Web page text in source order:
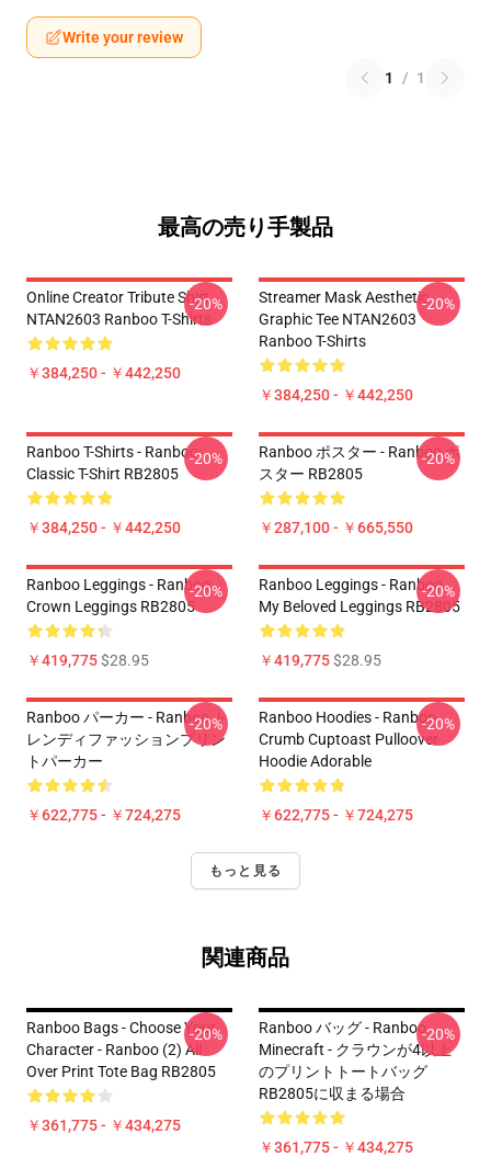
Write your review
1 / 1
最高の売り手製品
Online Creator Tribute Shirt
NTAN2603 Ranboo T-Shirts
￥384,250 - ￥442,250
-20%
Streamer Mask Aesthetic
Graphic Tee NTAN2603
Ranboo T-Shirts
￥384,250 - ￥442,250
-20%
Ranboo T-Shirts - Ranboo
Classic T-Shirt RB2805
￥384,250 - ￥442,250
-20%
Ranboo ポスター - Ranboo ポ
スター RB2805
￥287,100 - ￥665,550
-20%
Ranboo Leggings - Ranboo
Crown Leggings RB2805
￥419,775$28.95
-20%
Ranboo Leggings - Ranboo
My Beloved Leggings RB2805
￥419,775$28.95
-20%
Ranboo パーカー - Ranboo ト
レンディファッションプリン
トパーカー
￥622,775 - ￥724,275
-20%
Ranboo Hoodies - Ranboo
Crumb Cuptoast Pulloover
Hoodie Adorable
￥622,775 - ￥724,275
-20%
もっと見る
関連商品
Ranboo Bags - Choose Your
Character - Ranboo (2) All
Over Print Tote Bag RB2805
￥361,775 - ￥434,275
-20%
Ranboo バッグ - Ranboo
Minecraft - クラウンが4以上
のプリントトートバッグ
RB2805に収まる場合
￥361,775 - ￥434,275
-20%